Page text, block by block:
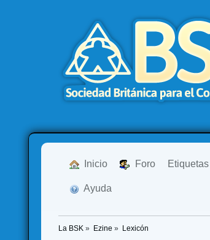
Inicio Foro Etiquetas
Ayuda
La BSK » Ezine » Lexicón